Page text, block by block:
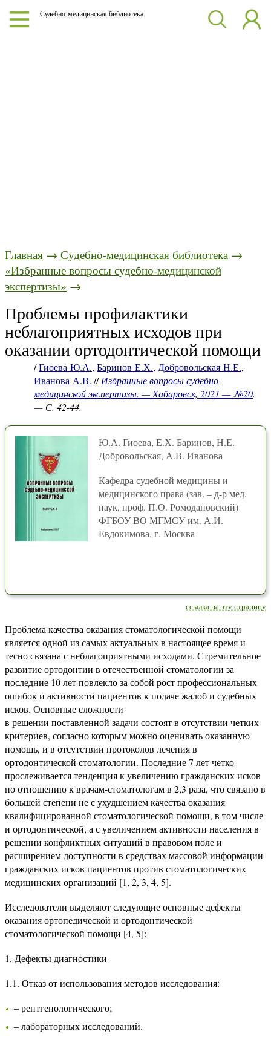
Судебно-медицинская библиотека
Главная → Судебно-медицинская библиотека →
«Избранные вопросы судебно-медицинской
экспертизы» →
Проблемы профилактики
неблагоприятных исходов при
оказании ортодонтической помощи
/Гиоева Ю.А., Баринов Е.Х., Добровольская Н.Е.,
Иванова А.В. //Избранные вопросы судебно-
медицинской экспертизы. — Хабаровск, 2021 — №20.
— С. 42-44.
Ю.А. Гиоева, Е.Х. Баринов, Н.Е.
Добровольская, А.В. Иванова
Кафедра судебной медицины и
медицинского права (зав. – д-р мед.
наук, проф. П.О. Ромодановский)
ФГБОУ ВО МГМСУ им. А.И.
Евдокимова, г. Москва
ссылка на эту страницу
Проблема качества оказания стоматологической помощи
является одной из самых актуальных в настоящее время и
тесно связана с неблагоприятными исходами. Стремительное
развитие ортодонтии в отечественной стоматологии за
последние 10 лет повлекло за собой рост профессиональных
ошибок и активности пациентов к подаче жалоб и судебных
исков. Основные сложности
в решении поставленной задачи состоят в отсутствии четких
критериев, согласно которым можно оценивать оказанную
помощь, и в отсутствии протоколов лечения в
ортодонтической стоматологии. Последние 7 лет четко
прослеживается тенденция к увеличению гражданских исков
по отношению к врачам-стоматологам в 2,3 раза, что связано в
большей степени не с ухудшением качества оказания
квалифицированной стоматологической помощи, в том числе
и ортодонтической, а с увеличением активности населения в
решении конфликтных ситуаций в правовом поле и
расширением доступности в средствах массовой информации
гражданских исков пациентов против стоматологических
медицинских организаций [1, 2, 3, 4, 5].
Исследователи выделяют следующие основные дефекты
оказания ортопедической и ортодонтической
стоматологической помощи [4, 5]:
1. Дефекты диагностики
1.1. Отказ от использования методов исследования:
– рентгенологического;
– лабораторных исследований.